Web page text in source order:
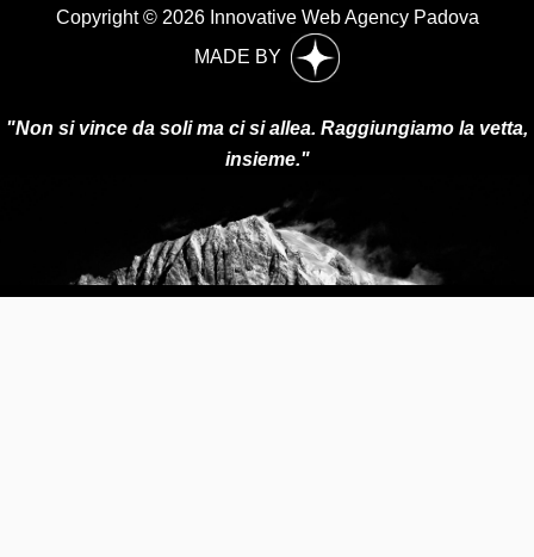
Copyright © 2026 Innovative Web Agency Padova
MADE BY
"Non si vince da soli ma ci si allea. Raggiungiamo la vetta,
insieme."